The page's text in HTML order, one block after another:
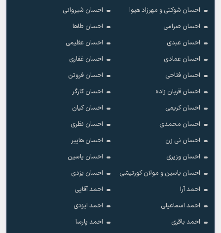
احسان شوکتی و مهرزاد هیوا
احسان شیروانی
احسان صرامی
احسان طاها
احسان عبدی
احسان عظیمی
احسان عمادی
احسان غفاری
احسان فتاحی
احسان فروتن
احسان قربان زاده
احسان کارگر
احسان کریمی
احسان کیان
احسان محمدی
احسان نظری
احسان نی زن
احسان هایپر
احسان وزیری
احسان یاسین
احسان یاسین و مولان کورتیشی
احسان یزدی
احمد آرا
احمد آقایی
احمد اسماعیلی
احمد ایزدی
احمد باقری
احمد پارسا